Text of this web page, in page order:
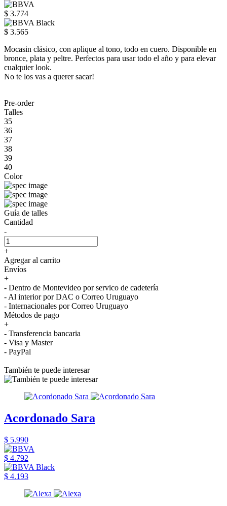
$ 3.774
$ 3.565
Mocasin clásico, con aplique al tono, todo en cuero. Disponible en
bronce, plata y peltre. Perfectos para usar todo el año y para elevar
cualquier look.
No te los vas a querer sacar!
Pre-order
Talles
35
36
37
38
39
40
Color
Guía de talles
Cantidad
-
+
Agregar al carrito
Envíos
+
- Dentro de Montevideo por servico de cadetería
- Al interior por DAC o Correo Uruguayo
- Internacionales por Correo Uruguayo
Métodos de pago
+
- Transferencia bancaria
- Visa y Master
- PayPal
También te puede interesar
Acordonado Sara
$ 5.990
$ 4.792
$ 4.193